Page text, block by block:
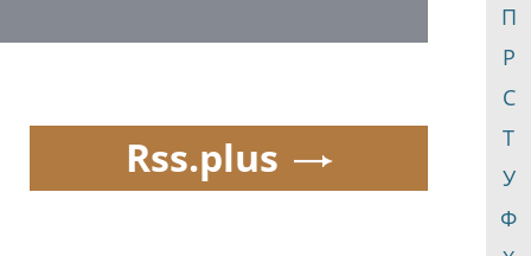
П
Р
С
Т
У
Ф
Rss.plus